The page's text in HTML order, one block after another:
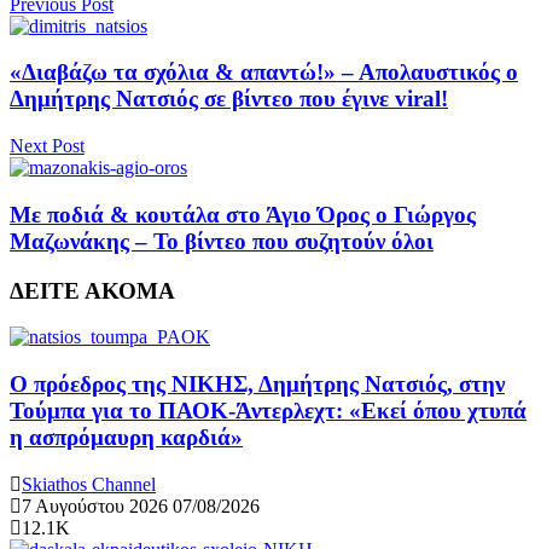
«Διαβάζω τα σχόλια & απαντώ!» – Απολαυστικός ο
Δημήτρης Νατσιός σε βίντεο που έγινε viral!
Next Post
Με ποδιά & κουτάλα στο Άγιο Όρος ο Γιώργος
Μαζωνάκης – Το βίντεο που συζητούν όλοι
ΔΕΙΤΕ ΑΚΟΜΑ
Ο πρόεδρος της ΝΙΚΗΣ, Δημήτρης Νατσιός, στην
Τούμπα για το ΠΑΟΚ-Άντερλεχτ: «Εκεί όπου χτυπά
η ασπρόμαυρη καρδιά»
Skiathos Channel
7 Αυγούστου 2026 07/08/2026
12.1K